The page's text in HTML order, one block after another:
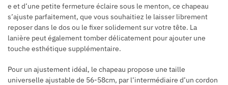
e et d’une petite fermeture éclaire sous le menton, ce chapeau
s’ajuste parfaitement, que vous souhaitiez le laisser librement
reposer dans le dos ou le fixer solidement sur votre tête. La
lanière peut également tomber délicatement pour ajouter une
touche esthétique supplémentaire.
Pour un ajustement idéal, le chapeau propose une taille
universelle ajustable de 56-58cm, par l’intermédiaire d’un cordon